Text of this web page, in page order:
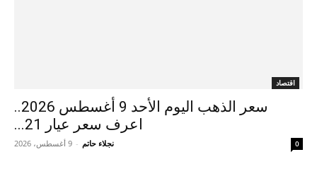
اقتصاد
سعر الذهب اليوم الأحد 9 أغسطس 2026..
اعرف سعر عيار 21...
نجلاء حاتم - 9 أغسطس، 2026 0